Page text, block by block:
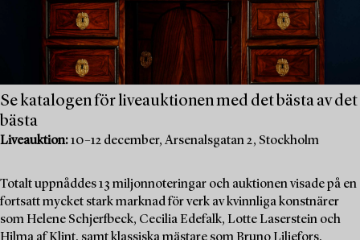
Se katalogen för liveauktionen med det bästa av det
bästa
Liveauktion:10–12 december, Arsenalsgatan 2, Stockholm
Totalt uppnåddes 13 miljonnoteringar och auktionen visade på en
fortsatt mycket stark marknad för verk av kvinnliga konstnärer
som Helene Schjerfbeck, Cecilia Edefalk, Lotte Laserstein och
Hilma af Klint, samt klassiska mästare som Bruno Liljefors,